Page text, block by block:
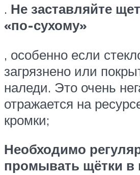
. Не заставляйте
«по-сухому»
, особенно если
загрязнено или
наледи. Это очень
отражается на
кромки;
Необходимо
промывать щётки в